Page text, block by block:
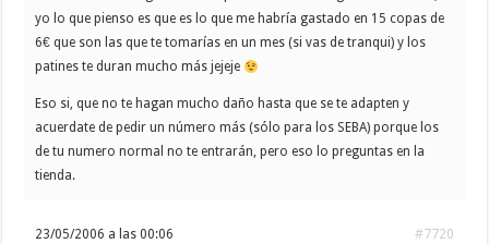
yo lo que pienso es que es lo que me habría gastado en 15 copas de
6€ que son las que te tomarías en un mes (si vas de tranqui) y los
patines te duran mucho más jejeje
Eso si, que no te hagan mucho daño hasta que se te adapten y
acuerdate de pedir un número más (sólo para los SEBA) porque los
de tu numero normal no te entrarán, pero eso lo preguntas en la
tienda.
23/05/2006 a las 00:06 #7720